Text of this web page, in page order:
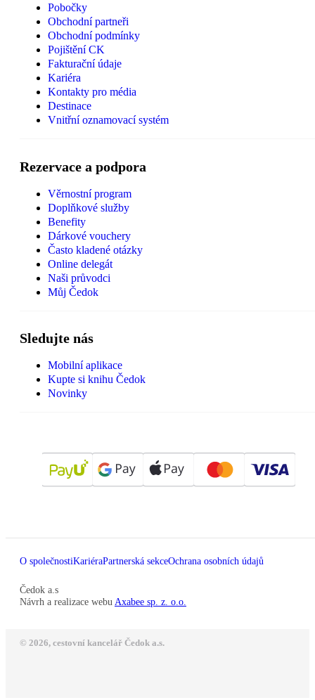
Pobočky
Obchodní partneři
Obchodní podmínky
Pojištění CK
Fakturační údaje
Kariéra
Kontakty pro média
Destinace
Vnitřní oznamovací systém
Rezervace a podpora
Věrnostní program
Doplňkové služby
Benefity
Dárkové vouchery
Často kladené otázky
Online delegát
Naši průvodci
Můj Čedok
Sledujte nás
Mobilní aplikace
Kupte si knihu Čedok
Novinky
O společnostiKariéraPartnerská sekceOchrana osobních údajů
Čedok a.s
Návrh a realizace webu Axabee sp. z. o.o.
© 2026, cestovní kancelář Čedok a.s.